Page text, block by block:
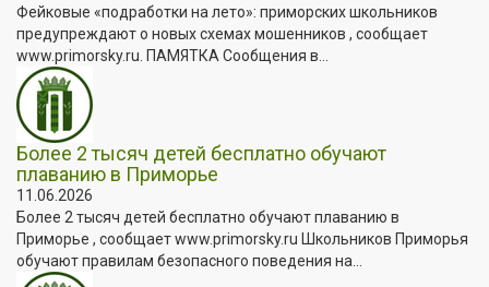
Фейковые «подработки на лето»: приморских школьников
предупреждают о новых схемах мошенников , сообщает
www.primorsky.ru. ПАМЯТКА Сообщения в...
Более 2 тысяч детей бесплатно обучают
плаванию в Приморье
11.06.2026
Более 2 тысяч детей бесплатно обучают плаванию в
Приморье , сообщает www.primorsky.ru Школьников Приморья
обучают правилам безопасного поведения на...